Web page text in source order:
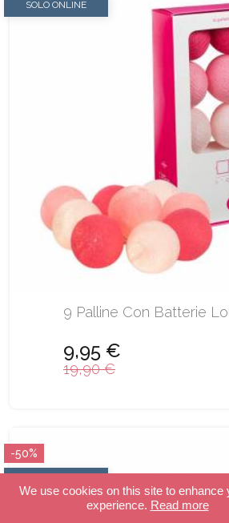
SOLO ONLINE
9 Palline Con Batterie
9,95 €
19,90 €
-50%
We use cookies on this site to enhance
experience. Read more